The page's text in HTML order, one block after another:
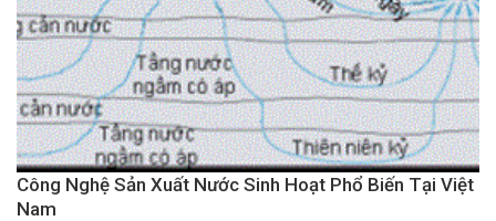
Công Nghệ Sản Xuất Nước Sinh Hoạt Phổ Biến Tại Việt
Nam